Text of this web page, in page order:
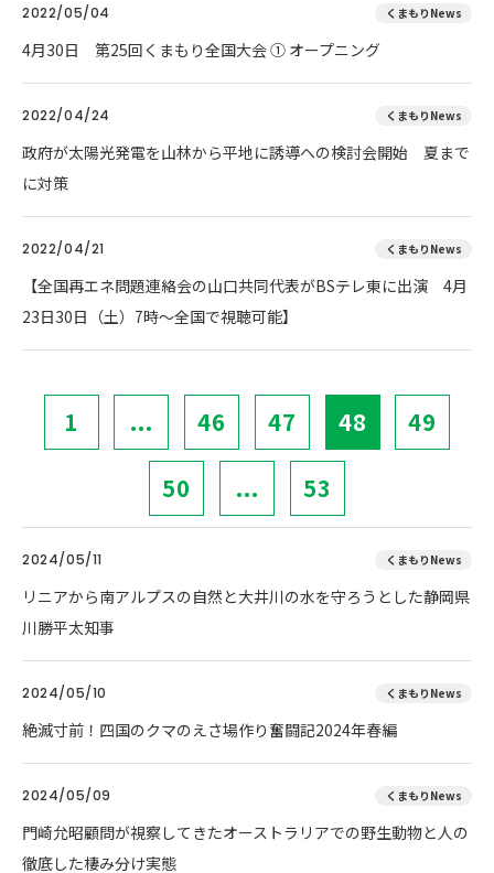
2022/05/04 くまもりNews
4月30日 第25回くまもり全国大会 ① オープニング
2022/04/24 くまもりNews
政府が太陽光発電を山林から平地に誘導への検討会開始 夏まで
に対策
2022/04/21 くまもりNews
【全国再エネ問題連絡会の山口共同代表がBSテレ東に出演 4月
23日30日（土）7時～全国で視聴可能】
1 ... 46 47 48 49
50 ... 53
2024/05/11 くまもりNews
リニアから南アルプスの自然と大井川の水を守ろうとした静岡県
川勝平太知事
2024/05/10 くまもりNews
絶滅寸前！四国のクマのえさ場作り奮闘記2024年春編
2024/05/09 くまもりNews
門崎允昭顧問が視察してきたオーストラリアでの野生動物と人の
徹底した棲み分け実態